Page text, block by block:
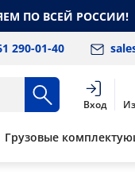
ПО ВСЕЙ РОССИИ!
290-01-40
Вход
Грузовые